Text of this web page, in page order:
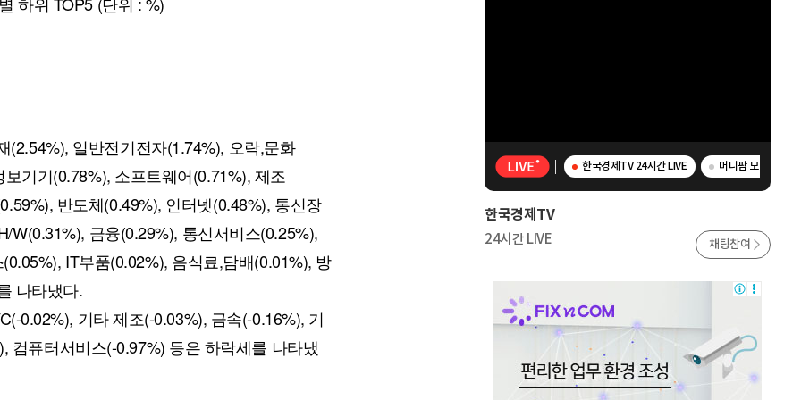
(2.54%), 일반전기전자(1.74%), 오락,문화
기기(0.78%), 소프트웨어(0.71%), 제조
반도체(0.49%), 인터넷(0.48%), 통신장
W(0.31%), 금융(0.29%), 통신서비스(0.25%),
IT부품(0.02%), 음식료,담배(0.01%), 방
나타냈다.
0.02%), 기타 제조(-0.03%), 금속(-0.16%), 기
컴퓨터서비스(-0.97%) 등은 하락세를 나타냈
한국경제TV 24시간 LIVE 머니팜 모닝라이브
한국경제TV
24시간 LIVE 채팅참여